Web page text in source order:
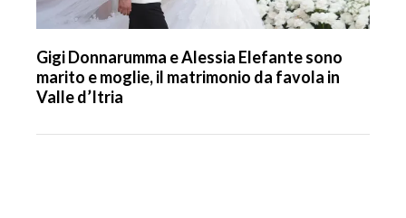
Gigi Donnarumma e Alessia Elefante sono
marito e moglie, il matrimonio da favola in
Valle d’Itria